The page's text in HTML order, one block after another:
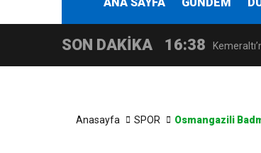
SON DAKİKA 16:38
Anasayfa SPOR Osmangazili